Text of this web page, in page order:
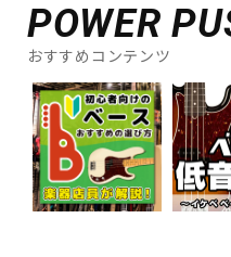
POWER
おすすめコンテンツ